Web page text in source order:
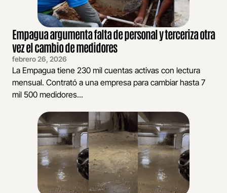
Empagua argumenta falta de personal y terceriza otra
vez el cambio de medidores
febrero 26, 2026
La Empagua tiene 230 mil cuentas activas con lectura
mensual. Contrató a una empresa para cambiar hasta 7
mil 500 medidores...